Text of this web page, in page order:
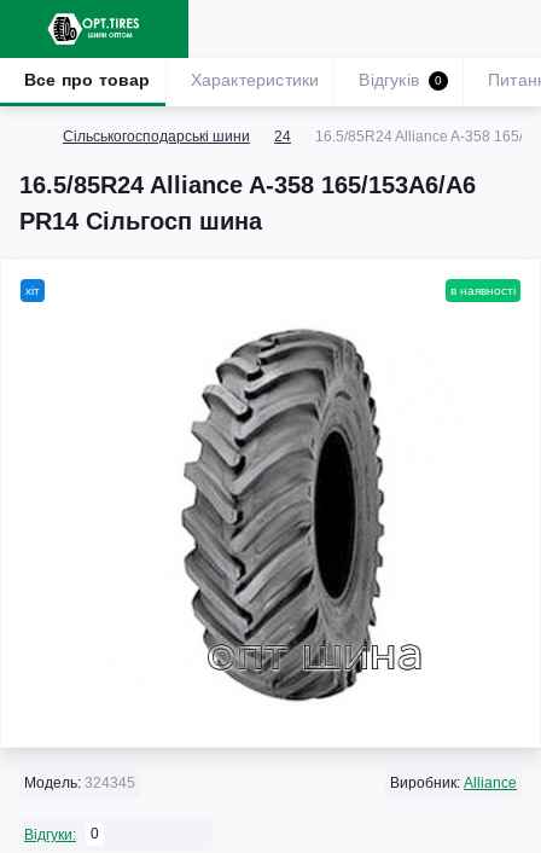
Сільськогосподарські шини 24 16.5/85R24 Alliance A-358 165/
16.5/85R24 Alliance A-358 165/153A6/A6
PR14 Сільгосп шина
Все про товар Характеристики Відгуків 0
хіт в наявності
Модель: 324345 Виробник: Alliance
Відгуки: 0